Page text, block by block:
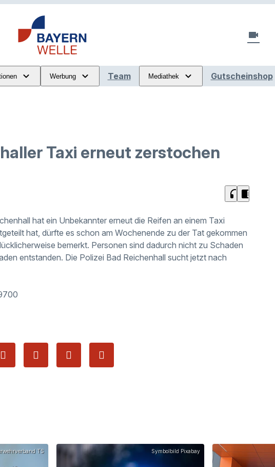
videocam
Werbung Team Mediathek Gutscheinshop
Taxi erneut zerstochen
headphones chrome_reader_mode
hat ein Unbekannter erneut die Reifen an einem Taxi
hat, dürfte es schon am Wochenende zu der Tat gekommen
bemerkt. Personen sind dadurch nicht zu Schaden
entstanden. Die Polizei Bad Reichenhall sucht jetzt nach
TS Symbolbild Pixabay